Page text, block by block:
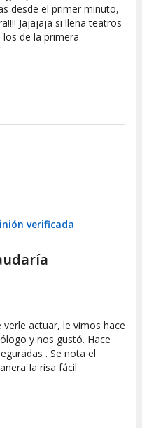
artística
desde el primer minuto,
Jajajaja si llena teatros
de la primera
verificada
10
artística
actuar, le vimos hace
y nos gustó. Hace
. Se nota el
Ia risa fácil